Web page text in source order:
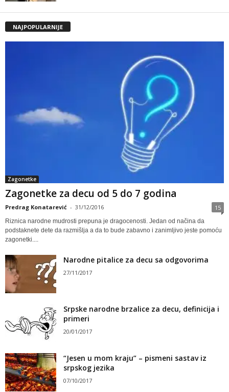
NAJPOPULARNIJE
Zagonetke
Zagonetke za decu od 5 do 7 godina
Predrag Konatarević - 31/12/2016 15
Riznica narodne mudrosti prepuna je dragocenosti. Jedan od načina da
podstaknete dete da razmišlja a da to bude zabavno i zanimljivo jeste pomoću
zagonetki....
Narodne pitalice za decu sa odgovorima
27/11/2017
Srpske narodne brzalice za decu, definicija i
primeri
20/01/2017
“Jesen u mom kraju” – pismeni sastav iz
srpskog jezika
07/10/2017